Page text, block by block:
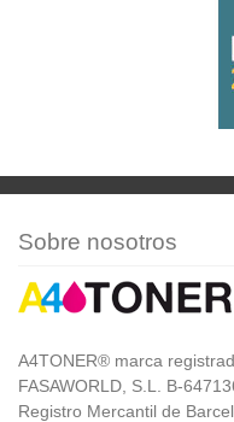
Sobre nosotros
A4TONER® marca
FASAWORLD, S.L. B-
Registro Mercantil de